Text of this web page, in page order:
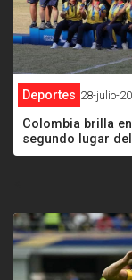
Deportes 28-julio-
Colombia brilla
segundo lugar